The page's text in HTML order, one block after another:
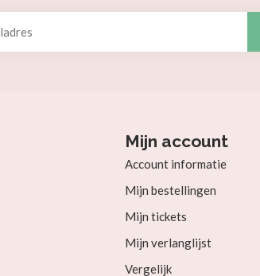
Mijn account
Account informatie
Mijn bestellingen
Mijn tickets
Mijn verlanglijst
Vergelijk